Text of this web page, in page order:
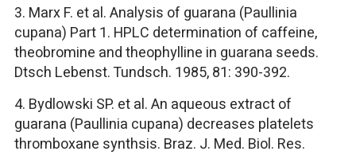
3. Marx F. et al. Analysis of guarana (Paullinia
cupana) Part 1. HPLC determination of caffeine,
theobromine and theophylline in guarana seeds.
Dtsch Lebenst. Tundsch. 1985, 81: 390-392.
4. Bydlowski SP. et al. An aqueous extract of
guarana (Paullinia cupana) decreases platelets
thromboxane synthsis. Braz. J. Med. Biol. Res.